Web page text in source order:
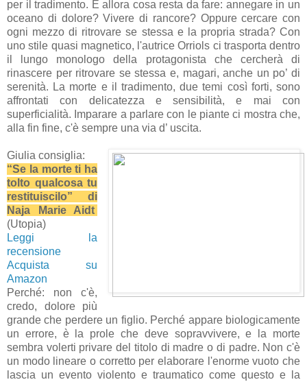
per il tradimento. E allora cosa resta da fare: annegare in un
oceano di dolore? Vivere di rancore? Oppure cercare con
ogni mezzo di ritrovare se stessa e la propria strada? Con
uno stile quasi magnetico, l'autrice Orriols ci trasporta dentro
il lungo monologo della protagonista che cercherà di
rinascere per ritrovare se stessa e, magari, anche un po’ di
serenità. La morte e il tradimento, due temi così forti, sono
affrontati con delicatezza e sensibilità, e mai con
superficialità. Imparare a parlare con le piante ci mostra che,
alla fin fine, c'è sempre una via d’ uscita.
Giulia consiglia:
“Se la morte ti ha
tolto qualcosa tu
restituiscilo” di
Naja Marie Aidt
(Utopia)
Leggi la
recensione
Acquista su
Amazon
Perché: non c'è,
credo, dolore più
grande che perdere un figlio. Perché appare biologicamente
un errore, è la prole che deve sopravvivere, e la morte
sembra volerti privare del titolo di madre o di padre. Non c'è
un modo lineare o corretto per elaborare l'enorme vuoto che
lascia un evento violento e traumatico come questo e la